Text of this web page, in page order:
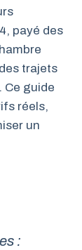
payé des
trajets
. Ce guide
réels,
un
: